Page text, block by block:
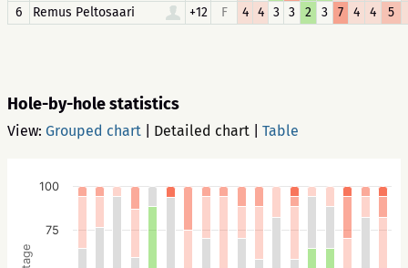
6
Remus Peltosaari +12 F 4 4 3 3 2 3 7 4 4 5
Hole-by-hole statistics
View: Grouped chart Detailed chart Table
75
100